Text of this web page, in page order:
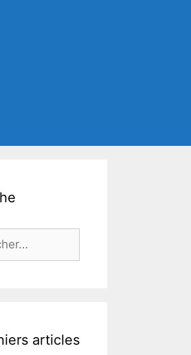
:
articles